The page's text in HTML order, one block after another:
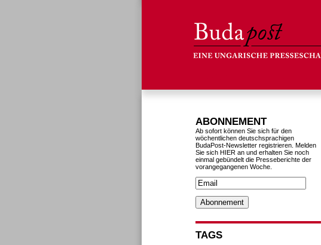
ABONNEMENT
Ab sofort können Sie sich für den
wöchentlichen deutschsprachigen
BudaPost-Newsletter registrieren. Melden
Sie sich HIER an und erhalten Sie noch
einmal gebündelt die Presseberichte der
vorangegangenen Woche.
TAGS